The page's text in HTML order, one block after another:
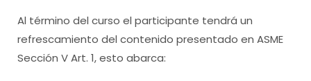
Al término del curso el participante tendrá un
refrescamiento del contenido presentado en ASME
Sección V Art. 1, esto abarca: